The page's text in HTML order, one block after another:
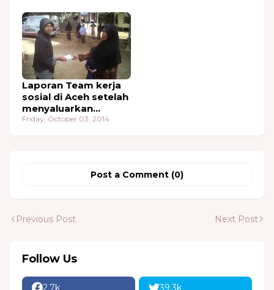
Laporan Team kerja
sosial di Aceh setelah
menyaluarkan
bantuan dari WAA
Friday, October 03, 2014
Post a Comment (0)
Previous Post Next Post
Follow Us
2.7k 39.3k